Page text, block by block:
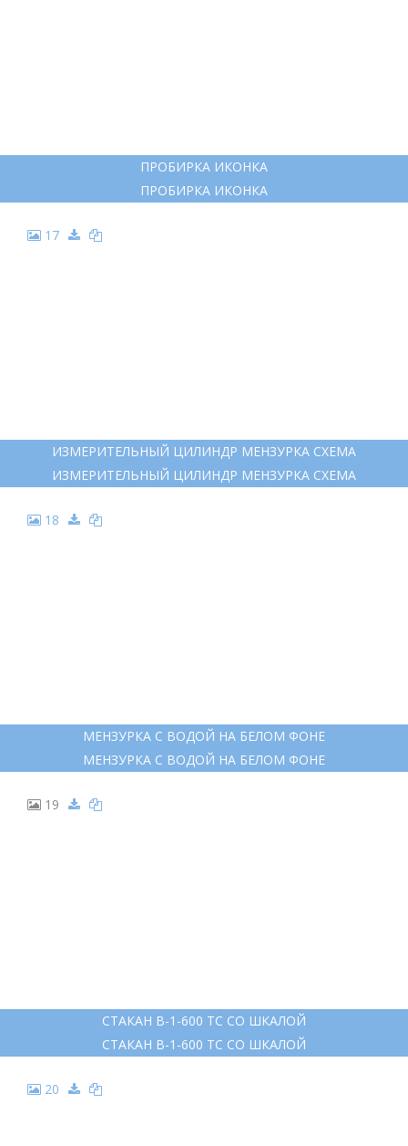
ПРОБИРКА ИКОНКА
ПРОБИРКА ИКОНКА
17
ИЗМЕРИТЕЛЬНЫЙ ЦИЛИНДР МЕНЗУРКА СХЕМА
ИЗМЕРИТЕЛЬНЫЙ ЦИЛИНДР МЕНЗУРКА СХЕМА
18
МЕНЗУРКА С ВОДОЙ НА БЕЛОМ ФОНЕ
МЕНЗУРКА С ВОДОЙ НА БЕЛОМ ФОНЕ
19
СТАКАН В-1-600 ТС СО ШКАЛОЙ
СТАКАН В-1-600 ТС СО ШКАЛОЙ
20